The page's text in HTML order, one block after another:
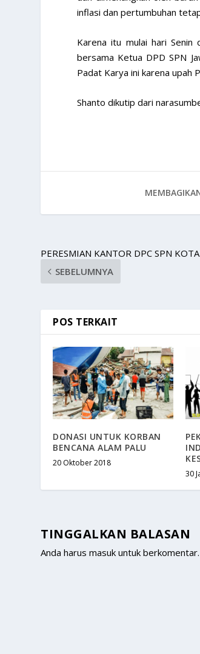
inflasi dan pertumbuhan
Karena itu mulai hari Senin
bersama Ketua DPD SPN
Padat Karya ini karena upah
Shanto dikutip dari
PERESMIAN KANTOR DPC SPN
SEBELUMNYA
POS TERKAIT
DONASI UNTUK KORBAN
BENCANA ALAM PALU
20 Oktober 2018
30
TINGGALKAN BALASAN
Anda harusmasuk untuk berkomentar.